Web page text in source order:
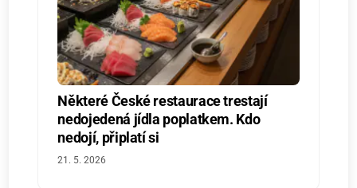
Některé České restaurace trestají
nedojedená jídla poplatkem. Kdo
nedojí, připlatí si
21. 5. 2026